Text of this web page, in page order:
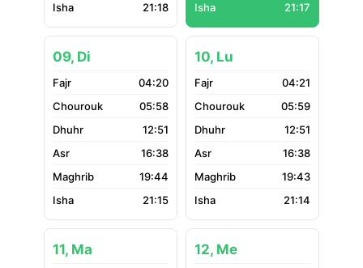
21:18
21:17
09, Di
04:20
05:58
12:51
16:38
19:44
21:15
10, Lu
04:21
05:59
12:51
16:38
19:43
21:14
11, Ma 12, Me